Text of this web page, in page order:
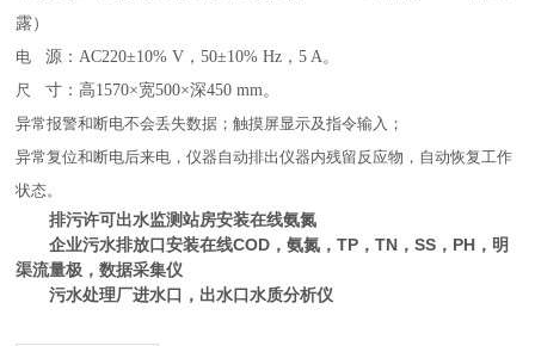
露）
电
源：AC220±10% V，50±10% Hz，5 A。
尺
寸：高1570×宽500×深450 mm。
异常报警和断电不会丢失数据 ；触摸屏显示及指令输入 ；
异常复位和断电后来电，仪器自动排出仪器内残留反应物，自动恢复工作
状态。
排污许可出水监测站房安装在线氨氮
企业污水排放口安装在线COD，氨氮，TP，TN，SS，PH，明
渠流量极，数据采集仪
污水处理厂进水口，出水口水质分析仪